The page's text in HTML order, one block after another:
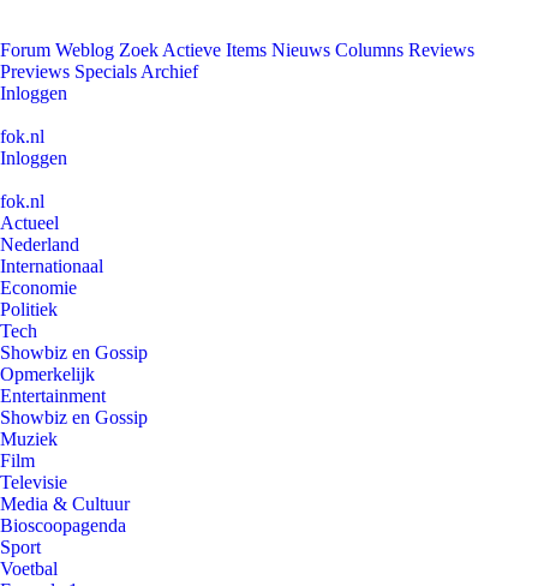
Forum Weblog Zoek Actieve Items Nieuws Columns Reviews
Previews Specials Archief
Inloggen
fok.nl
Inloggen
fok.nl
Actueel
Nederland
Internationaal
Economie
Politiek
Tech
Showbiz en Gossip
Opmerkelijk
Entertainment
Showbiz en Gossip
Muziek
Film
Televisie
Media & Cultuur
Bioscoopagenda
Sport
Voetbal